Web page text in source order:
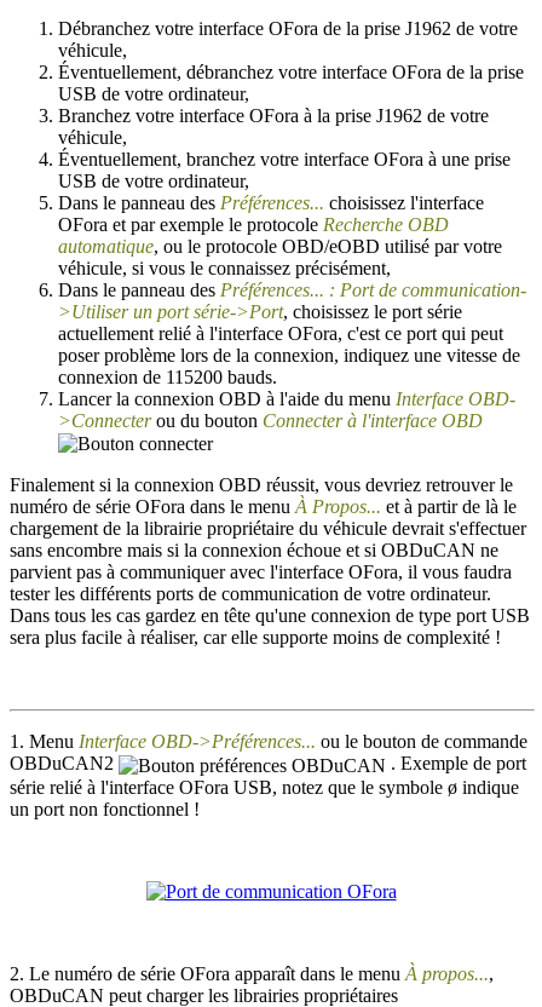
Débranchez votre interface OFora de la prise J1962 de votre
véhicule,
Éventuellement, débranchez votre interface OFora de la prise
USB de votre ordinateur,
Branchez votre interface OFora à la prise J1962 de votre
véhicule,
Éventuellement, branchez votre interface OFora à une prise
USB de votre ordinateur,
Dans le panneau des Préférences... choisissez l'interface
OFora et par exemple le protocole Recherche OBD
automatique, ou le protocole OBD/eOBD utilisé par votre
véhicule, si vous le connaissez précisément,
Dans le panneau des Préférences... : Port de communication-
>Utiliser un port série->Port, choisissez le port série
actuellement relié à l'interface OFora, c'est ce port qui peut
poser problème lors de la connexion, indiquez une vitesse de
connexion de 115200 bauds.
Lancer la connexion OBD à l'aide du menu Interface OBD-
>Connecterou du bouton Connecter à l'interface OBD
Finalement si la connexion OBD réussit, vous devriez retrouver le
numéro de série OFora dans le menu À Propos... et à partir de là le
chargement de la librairie propriétaire du véhicule devrait s'effectuer
sans encombre mais si la connexion échoue et si OBDuCAN ne
parvient pas à communiquer avec l'interface OFora, il vous faudra
tester les différents ports de communication de votre ordinateur.
Dans tous les cas gardez en tête qu'une connexion de type port USB
sera plus facile à réaliser, car elle supporte moins de complexité !
1. Menu Interface OBD->Préférences... ou le bouton de commande
OBDuCAN2
. Exemple de port
série relié à l'interface OFora USB, notez que le symbole ø indique
un port non fonctionnel !
2. Le numéro de série OFora apparaît dans le menu À propos...,
OBDuCAN peut charger les librairies propriétaires